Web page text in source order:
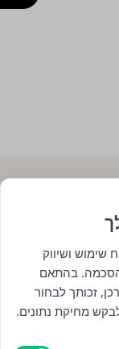
: )
שימוש ושיווק
הסכמה. בהתאם
וחוק הגנת הצרכן, זכותך לבחור
מחיקת נתונים.